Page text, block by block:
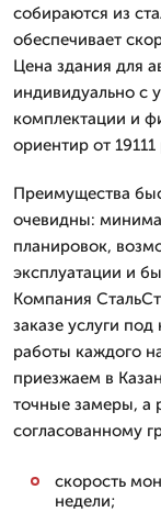
собираются из
обеспечивает
Цена здания для
индивидуально с
комплектации и
ориентир от
Преимущества
очевидны:
планировок,
эксплуатации и
Компания
заказе услуги
работы каждого
приезжаем в
точные замеры, а
согласованному
скорость
недели;